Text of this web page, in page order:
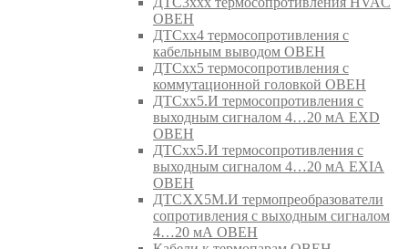
ОВЕН
ДТСхх4 термосопротивления с
кабельным выводом ОВЕН
ДТСхх5 термосопротивления с
коммутационной головкой ОВЕН
ДТСхх5.И термосопротивления с
выходным сигналом 4…20 мА EXD
ОВЕН
ДТСхх5.И термосопротивления с
выходным сигналом 4…20 мА EXIA
ОВЕН
ДТСХХ5М.И термопреобразователи
сопротивления с выходным сигналом
4…20 мА ОВЕН